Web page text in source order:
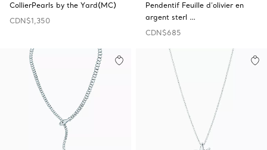
CollierPearls by the Yard(MC)
CDN$1,350
Pendentif Feuille d’olivier en
argent sterl …
CDN$685